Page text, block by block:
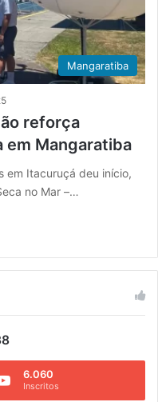
Mangaratiba
reforça
em Mangaratiba
em Itacuruçá deu início,
no Mar –…
6.060
Inscritos